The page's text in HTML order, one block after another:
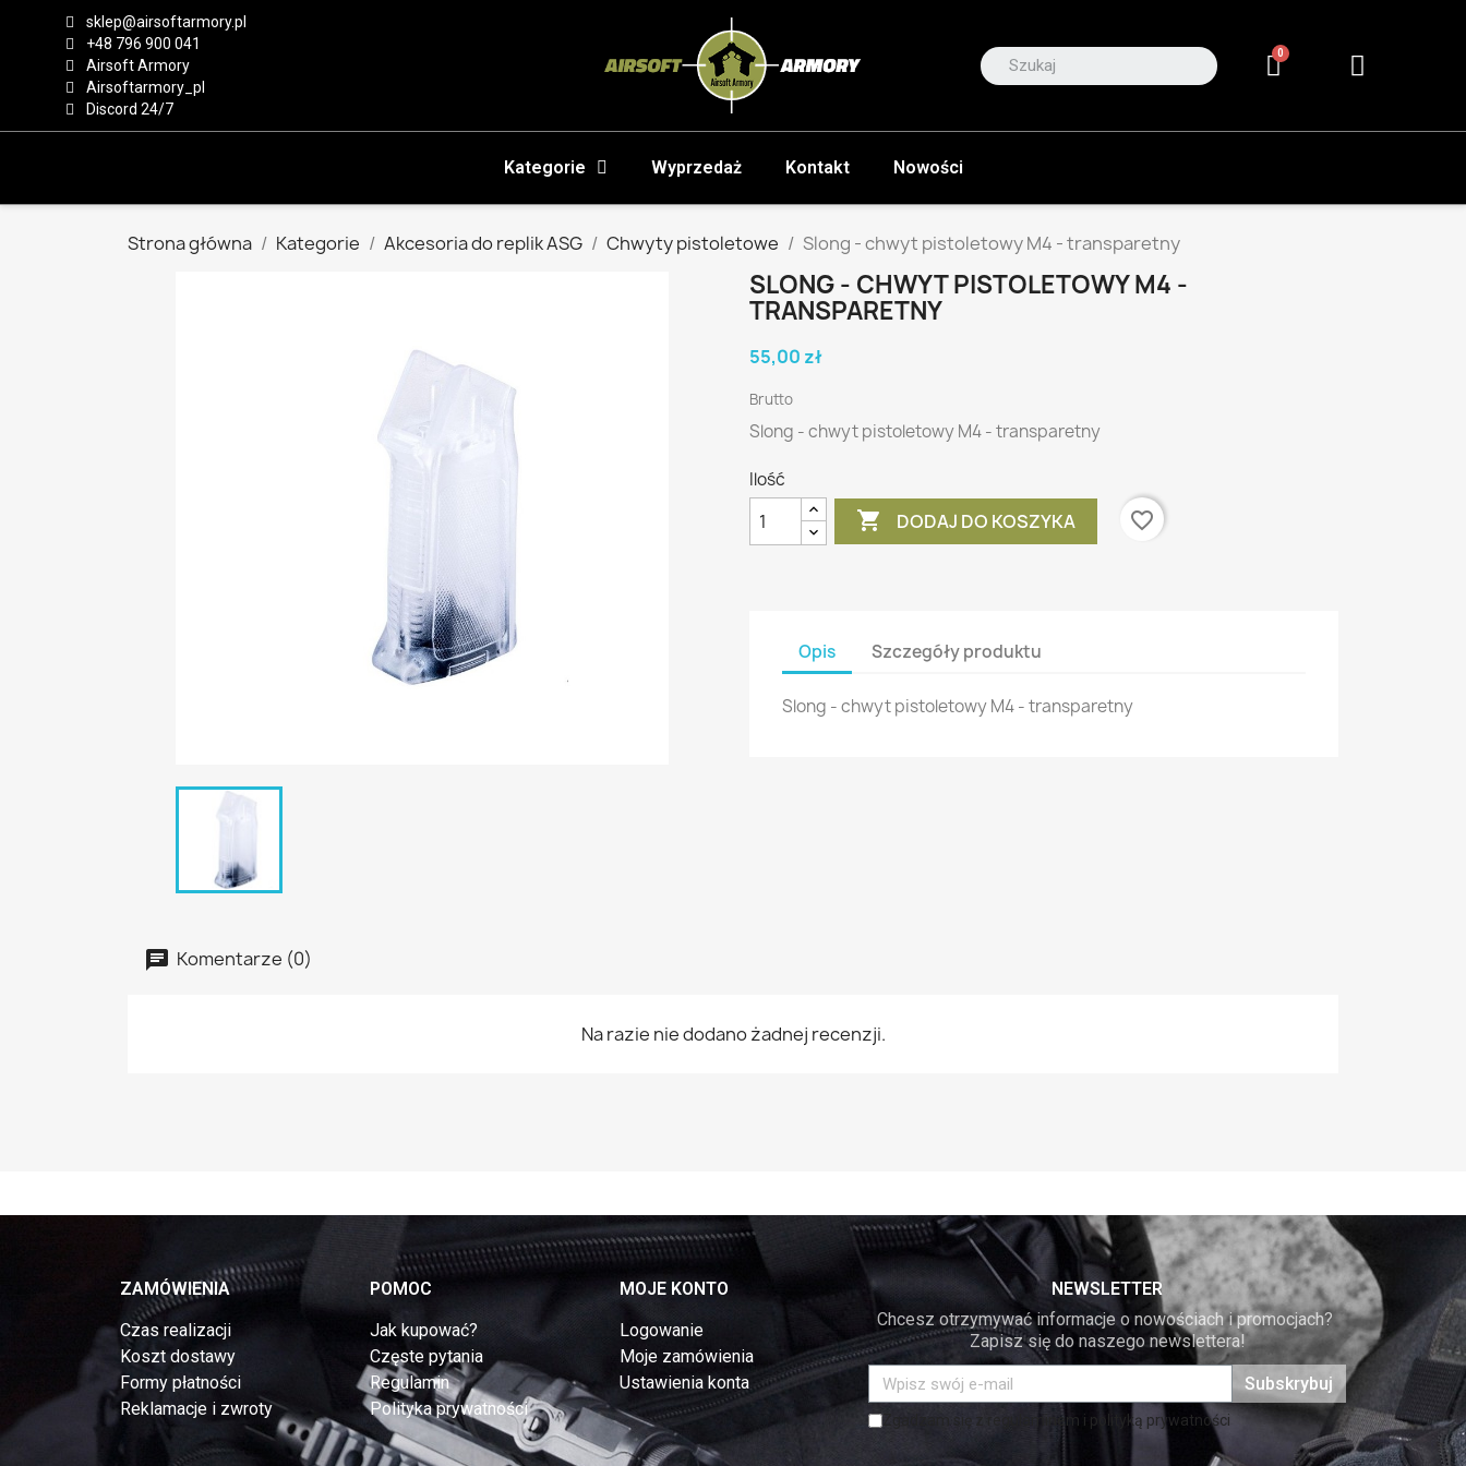
sklep@airsoftarmory.pl
+48 796 900 041
Airsoft Armory
Airsoftarmory_pl
Discord 24/7
Kategorie Wyprzedaż Kontakt Nowości
Strona główna Kategorie Akcesoria do replik ASG Chwyty pistoletowe Slong - chwyt pistoletowy M4 - transparetny
SLONG - CHWYT PISTOLETOWY M4 -
TRANSPARETNY
55,00 zł
Brutto
Slong - chwyt pistoletowy M4 - transparetny
Ilość
 DODAJ DO KOSZYKA favorite_border
Opis Szczegóły produktu
Slong - chwyt pistoletowy M4 - transparetny
Komentarze (0)
Na razie nie dodano żadnej recenzji.
ZAMÓWIENIA
Czas realizacji
Koszt dostawy
Formy płatności
Reklamacje i zwroty
POMOC
Jak kupować?
Częste pytania
Regulamin
Polityka prywatności
MOJE KONTO
Logowanie
Moje zamówienia
Ustawienia konta
NEWSLETTER
Chcesz otrzymywać informacje o nowościach i promocjach?
Zapisz się do naszego newslettera!
Subskrybuj
Zgadzam się z regulaminem i polityką prywatności